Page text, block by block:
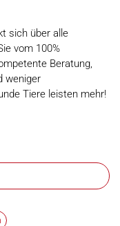
sich über alle
vom 100%
Beratung,
weniger
Tiere leisten mehr!